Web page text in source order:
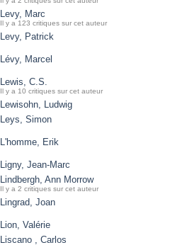
Levy, Marc
Il y a 123 critiques sur cet auteur
Levy, Patrick
Lévy, Marcel
Lewis, C.S.
Il y a 10 critiques sur cet auteur
Lewisohn, Ludwig
Leys, Simon
L'homme, Erik
Ligny, Jean-Marc
Lindbergh, Ann Morrow
Il y a 2 critiques sur cet auteur
Lingrad, Joan
Lion, Valérie
Liscano , Carlos